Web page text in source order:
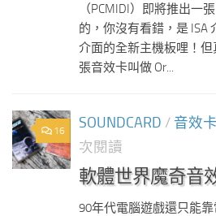
（PCMIDI）即將推出一
的，你沒有看錯，是 ISA
介面的全新主機板哩！
張音效卡叫做 Or...
16 SOUNDCARD / 音效卡
次閱讀
軟體世界魔奇音
90年代電腦遊戲還只能